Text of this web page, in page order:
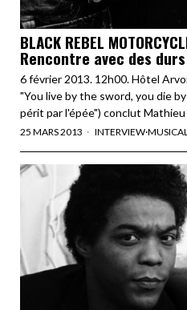
BLACK REBEL
Rencontre avec des
6 février 2013. 12h00. Hôtel
"You live by the sword, you die
périt par l'épée") conclut
25 MARS 2013 INTERVIEW·